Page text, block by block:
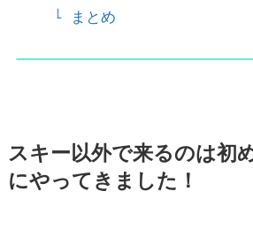
まとめ
スキー以外で来るのは初
にやってきました！